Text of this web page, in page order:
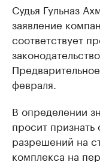
Судья Гульназ
заявление
соответствует
февраля.
В определении
просит
разрешений на
комплекса на